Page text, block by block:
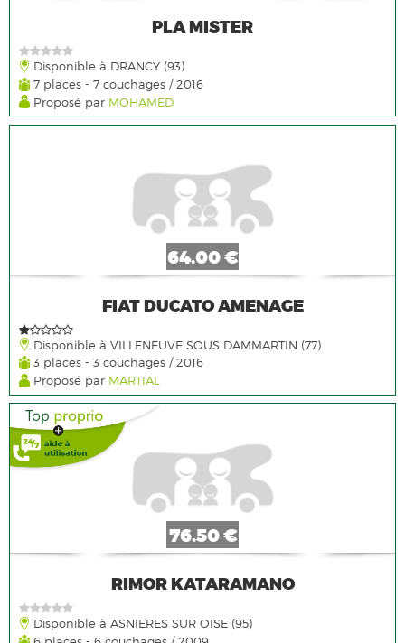
PLA MISTER
Disponible à DRANCY (93)
7 places - 7 couchages / 2016
Proposé par MOHAMED
64.00 €
FIAT DUCATO AMENAGE
Disponible à VILLENEUVE SOUS DAMMARTIN (77)
3 places - 3 couchages / 2016
Proposé par MARTIAL
76.50 €
RIMOR KATARAMANO
Disponible à ASNIERES SUR OISE (95)